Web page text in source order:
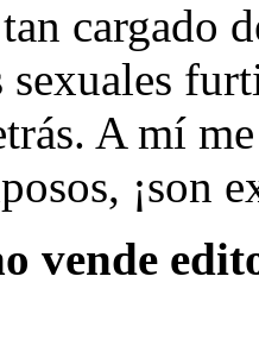
cargado
sexuales
A mí
¡son
vende